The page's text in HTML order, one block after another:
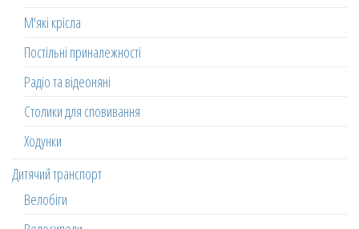
М'які крісла
Постільні приналежності
Радіо та відеоняні
Столики для сповивання
Ходунки
Дитячий транспорт
Велобіги